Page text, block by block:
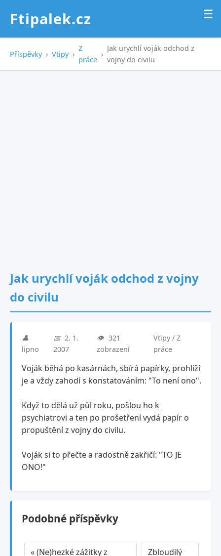
Ftipalek.cz ☰
Příspěvky › Vtipy ›
Z
práce
›
Jak urychlí voják odchod z
vojny do civilu
Jak urychlí voják odchod z vojny
do civilu
👤
lipno
📅 2. 1.
2007
👁️ 321
zobrazení
Vtipy / Z
práce
Voják běhá po kasárnách, sbírá papírky, prohlíží
je a vždy zahodí s konstatováním: "To není ono".
Když to dělá už půl roku, pošlou ho k
psychiatrovi a ten po prošetření vydá papír o
propuštění z vojny do civilu.
Voják si to přečte a radostně zakřičí: "TO JE
ONO!"
Podobné příspěvky
« (Ne)hezké zážitky z
Zbloudilý